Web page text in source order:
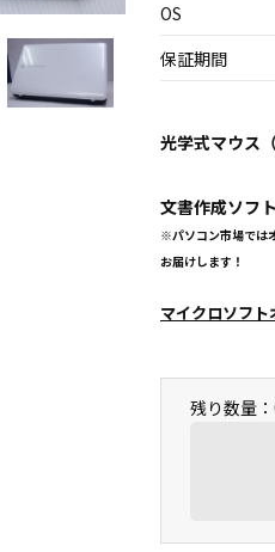
OS
保証期間
光学式マウス
文書作成ソフ
※パソコン市場では
お届けします！
マイクロソフ
残り数量